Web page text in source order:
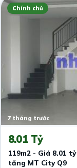
Chính chủ
7 tháng trước
8.01 Tỷ
119m2 - Giá 8.01
tầng MT City Q9